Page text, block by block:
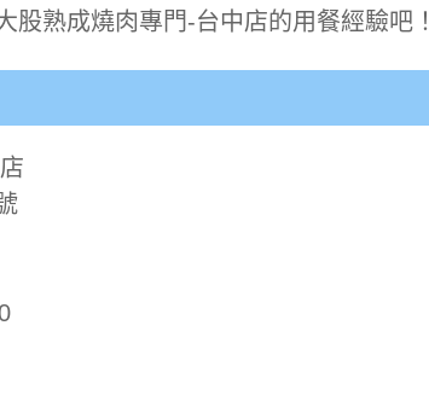
股熟成燒肉專門-台中店的用餐經驗吧！